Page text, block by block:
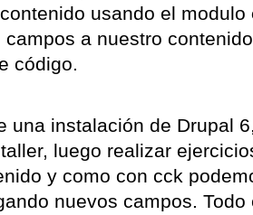
usando el modulo
campos a nuestro
código.
una instalación de Drupal
luego realizar
y como con cck
nuevos campos.